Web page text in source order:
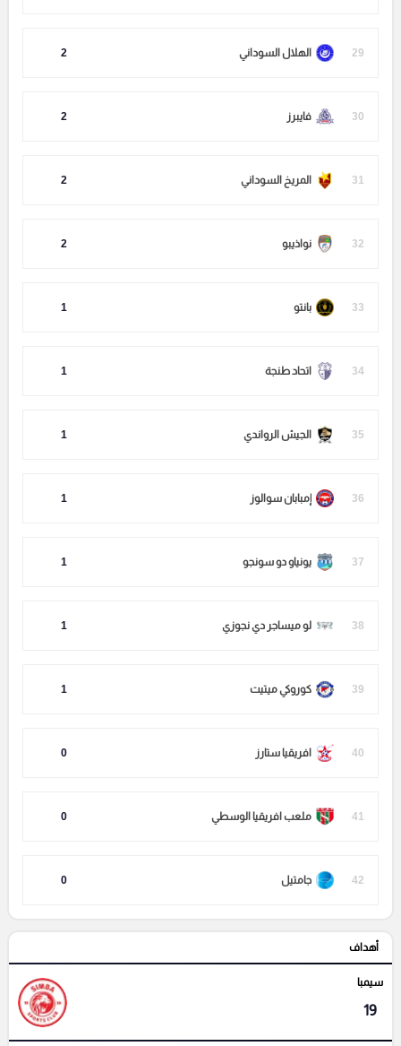
29 الهلال السوداني 2
30 فايبرز 2
31 المريخ السوداني 2
32 نواذيبو 2
33 بانتو 1
34 اتحاد طنجة 1
35 الجيش الرواندي 1
36 إمبابان سوالوز 1
37 يونياو دو سونجو 1
38 لو ميساجر دي نجوزي 1
39 كوروكي ميتيت 1
40 افريقيا ستارز 0
41 ملعب افريقيا الوسطي 0
42 جامتيل 0
أهداف
سيمبا
19